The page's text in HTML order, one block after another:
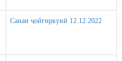
Санаи ҷойгиркунӣ 12.12.2022